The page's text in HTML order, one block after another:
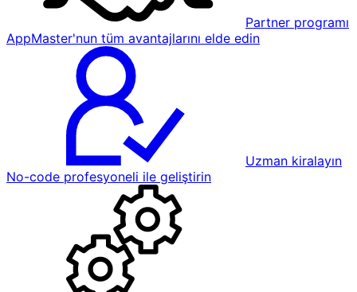
Partner programı
AppMaster'nun tüm avantajlarını elde edin
Uzman kiralayın
No-code profesyoneli ile geliştirin